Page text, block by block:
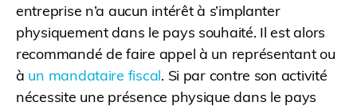
entreprise n’a aucun intérêt à s’implanter
physiquement dans le pays souhaité. Il est alors
recommandé de faire appel à un représentant ou
à un mandataire fiscal. Si par contre son activité
nécessite une présence physique dans le pays